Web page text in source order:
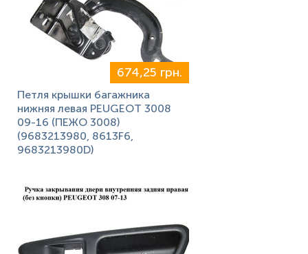
674,25 грн.
Петля крышки багажника
нижняя левая PEUGEOT 3008
09-16 (ПЕЖО 3008)
(9683213980, 8613F6,
9683213980D)